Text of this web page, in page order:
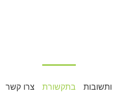
בתקשורת צרו קשר